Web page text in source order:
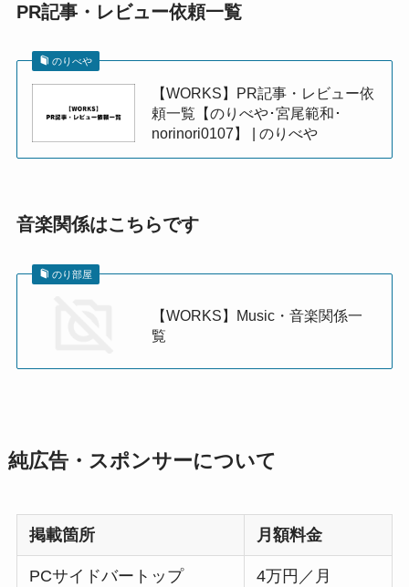
PR記事・レビュー依頼一覧
のりべや
【WORKS】PR記事・レビュー依
頼一覧【のりべや･宮尾範和･
norinori0107】 | のりべや
音楽関係はこちらです
のり部屋
【WORKS】Music・音楽関係一
覧
純広告・スポンサーについて
掲載箇所 月額料金
PCサイドバートップ 4万円／月